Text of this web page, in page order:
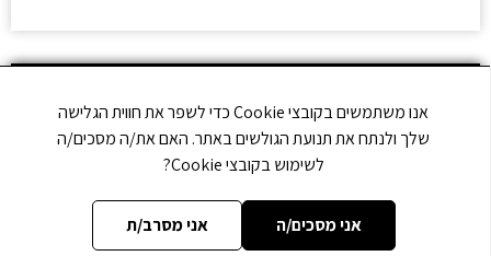
אנו משתמשים בקובצי Cookie כדי לשפר את חווית הגלישה
שלך ולנתח את תנועת הגולשים באתר. האם את/ה מסכים/ה
לשימוש בקובצי Cookie?
אני מסכים/ה אני מסרב/ת